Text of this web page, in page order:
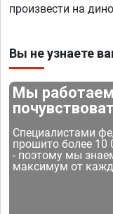
произвести на
Вы не узнаете
Мы
Специалистами
прошито более 10
- поэтому мы
максимум от